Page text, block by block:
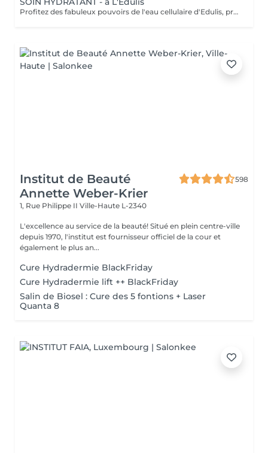
Profitez des fabuleux pouvoirs de l'eau cellulaire d'Edulis, précieuse source d'hydratation continue. Après la brumisation du Sérum concentré en eau cellulaire, le Masque Crème ressourçant se transforme en une texture soyeuse qui fond sur votre peau sous le délicat modelage de notre esthéticienne. Bénéfices : Gorgée d'eau, votre peau retrouve douceur, souplesse et éclat. Retrouvez le confort dune peau hydratée en continu.
Institut de Beauté
Annette Weber-Krier
598
1, Rue Philippe II Ville-Haute L-2340
L'excellence au service de la beauté! Situé en plein centre-ville
depuis 1970, l'institut est fournisseur officiel de la cour et
également le plus an...
Cure Hydradermie BlackFriday
Cure Hydradermie lift ++ BlackFriday
Salin de Biosel : Cure des 5 fontions + Laser
Quanta 8